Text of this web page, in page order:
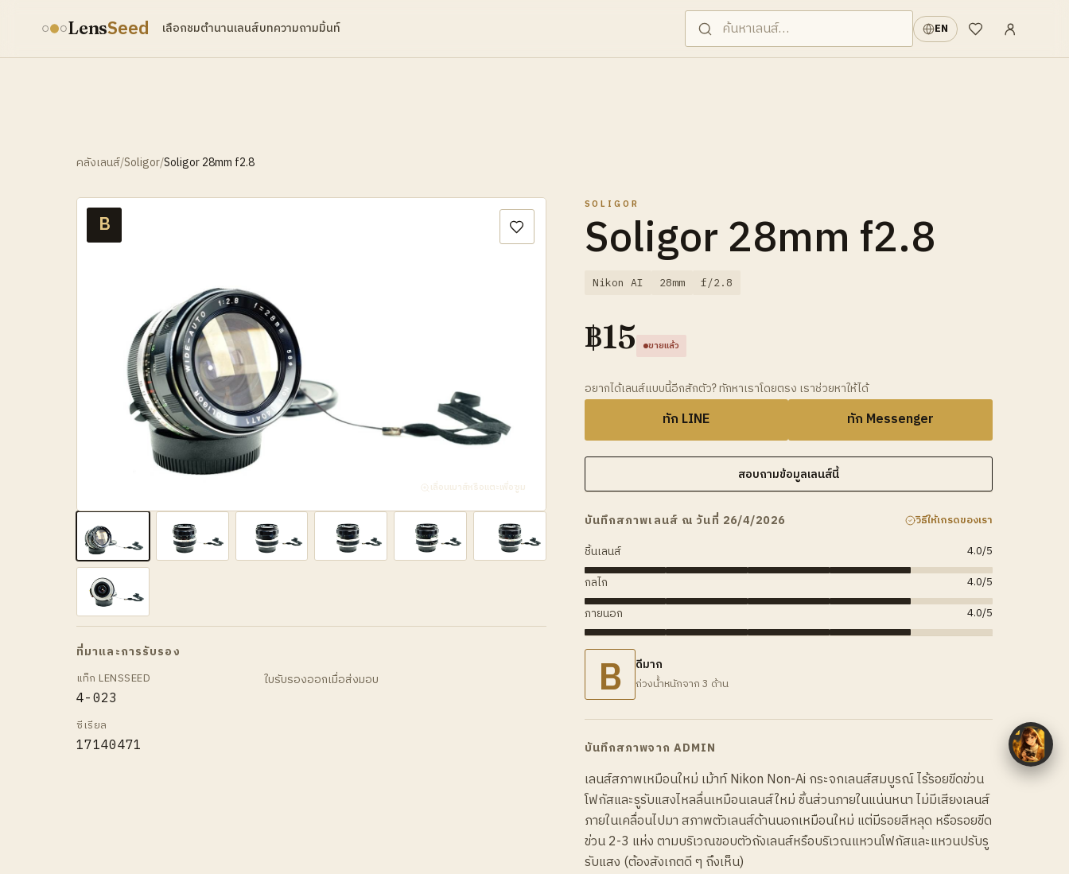
LensSeed เลือกชมตำนานเลนส์บทความถามมิ้นท์ EN รายการที่อยากได้
เข้าสู่ระบบ
คลังเลนส์/Soligor/Soligor 28mm f2.8
B
เลื่อนเมาส์หรือแตะเพื่อซูม
ที่มาและการรับรอง
แท็ก LENSSEED
4-023
ซีเรียล
17140471
ใบรับรองออกเมื่อส่งมอบ
SOLIGOR
Soligor 28mm f2.8
Nikon AI 28mm f/2.8
฿15 ขายแล้ว
อยากได้เลนส์แบบนี้อีกสักตัว? ทักหาเราโดยตรง เราช่วยหาให้ได้
ทัก LINE ทัก Messenger
สอบถามข้อมูลเลนส์นี้
บันทึกสภาพเลนส์ ณ วันที่ 26/4/2026 วิธีให้เกรดของเรา
ชิ้นเลนส์ 4.0/5
กลไก 4.0/5
ภายนอก 4.0/5
B ดีมาก
ถ่วงน้ำหนักจาก 3 ด้าน
บันทึกสภาพจาก ADMIN
เลนส์สภาพเหมือนใหม่ เม้าท์ Nikon Non-Ai กระจกเลนส์สมบูรณ์ ไร้รอยขีดข่วน
โฟกัสและรูรับแสงไหลลื่นเหมือนเลนส์ใหม่ ชิ้นส่วนภายในแน่นหนา ไม่มีเสียงเลนส์
ภายในเคลื่อนไปมา สภาพตัวเลนส์ด้านนอกเหมือนใหม่ แต่มีรอยสีหลุด หรือรอยขีด
ข่วน 2-3 แห่ง ตามบริเวณขอบตัวถังเลนส์หรือบริเวณแหวนโฟกัสและแหวนปรับรู
รับแสง (ต้องสังเกตดี ๆ ถึงเห็น)